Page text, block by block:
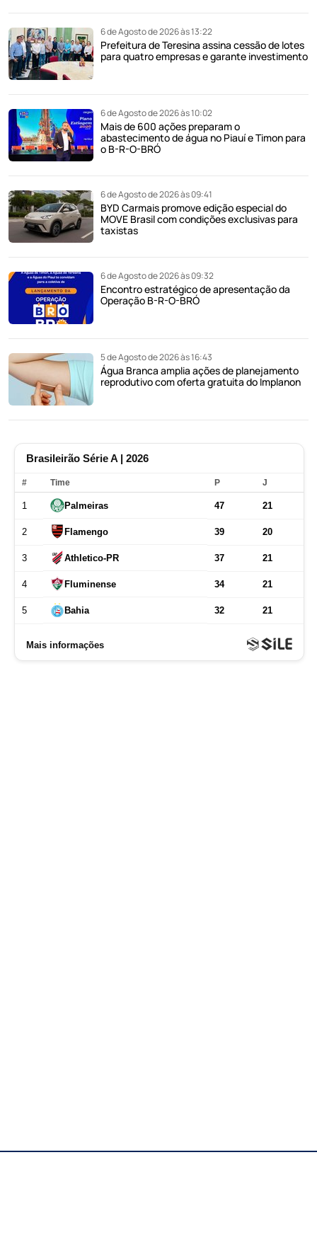
6 de Agosto de 2026 às 13:22
Prefeitura de Teresina assina cessão de lotes
para quatro empresas e garante investimento
6 de Agosto de 2026 às 10:02
Mais de 600 ações preparam o
abastecimento de água no Piauí e Timon para
o B-R-O-BRÓ
6 de Agosto de 2026 às 09:41
BYD Carmais promove edição especial do
MOVE Brasil com condições exclusivas para
taxistas
6 de Agosto de 2026 às 09:32
Encontro estratégico de apresentação da
Operação B-R-O-BRÓ
5 de Agosto de 2026 às 16:43
Água Branca amplia ações de planejamento
reprodutivo com oferta gratuita do Implanon